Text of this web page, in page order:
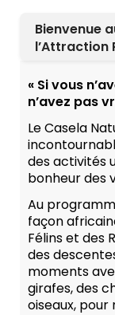
Bienvenue
l’Attraction
« Si vous
n’avez pas
Le Casela
des activités
bonheur des
Au
façon
Félins et des
des
moments
girafes, des
oiseaux, pour